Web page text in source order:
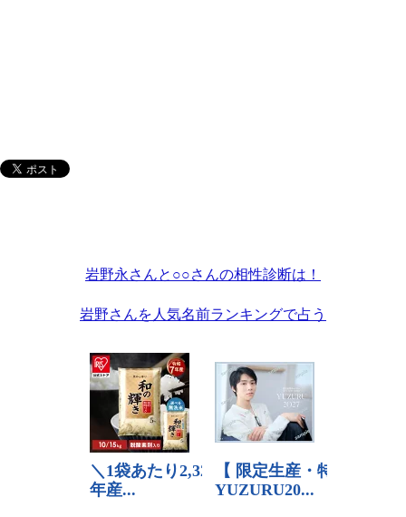
岩野永さんと○○さんの相性診断は！
岩野さんを人気名前ランキングで占う